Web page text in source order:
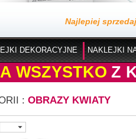
Najlepiej
DEKORACYJNE NAKLEJKI
WSZYSTKO Z
: OBRAZY KWIATY